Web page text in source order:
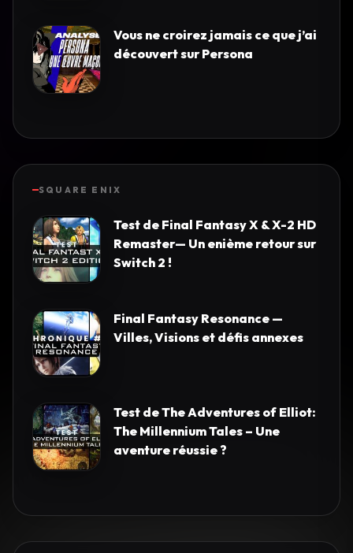
Vous ne croirez jamais ce que j’ai
découvert sur Persona
SQUARE ENIX
Test de Final Fantasy X & X-2 HD
Remaster— Un enième retour sur
Switch 2 !
Final Fantasy Resonance —
Villes, Visions et défis annexes
Test de The Adventures of Elliot:
The Millennium Tales – Une
aventure réussie ?